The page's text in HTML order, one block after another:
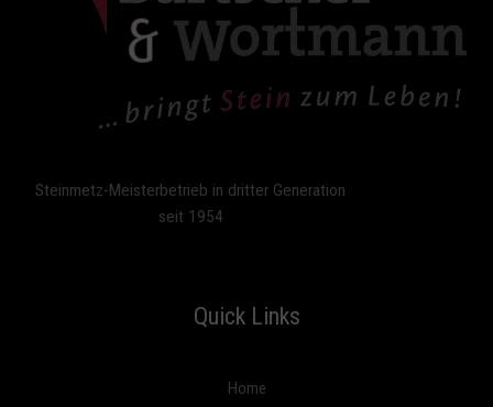
Steinmetz-Meisterbetrieb in dritter Generation
seit 1954
Quick Links
Home